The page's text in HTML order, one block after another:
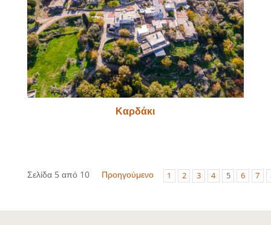
Καρδάκι
Σελίδα 5 από 10 Προηγούμενο 1 2 3 4 5 6 7